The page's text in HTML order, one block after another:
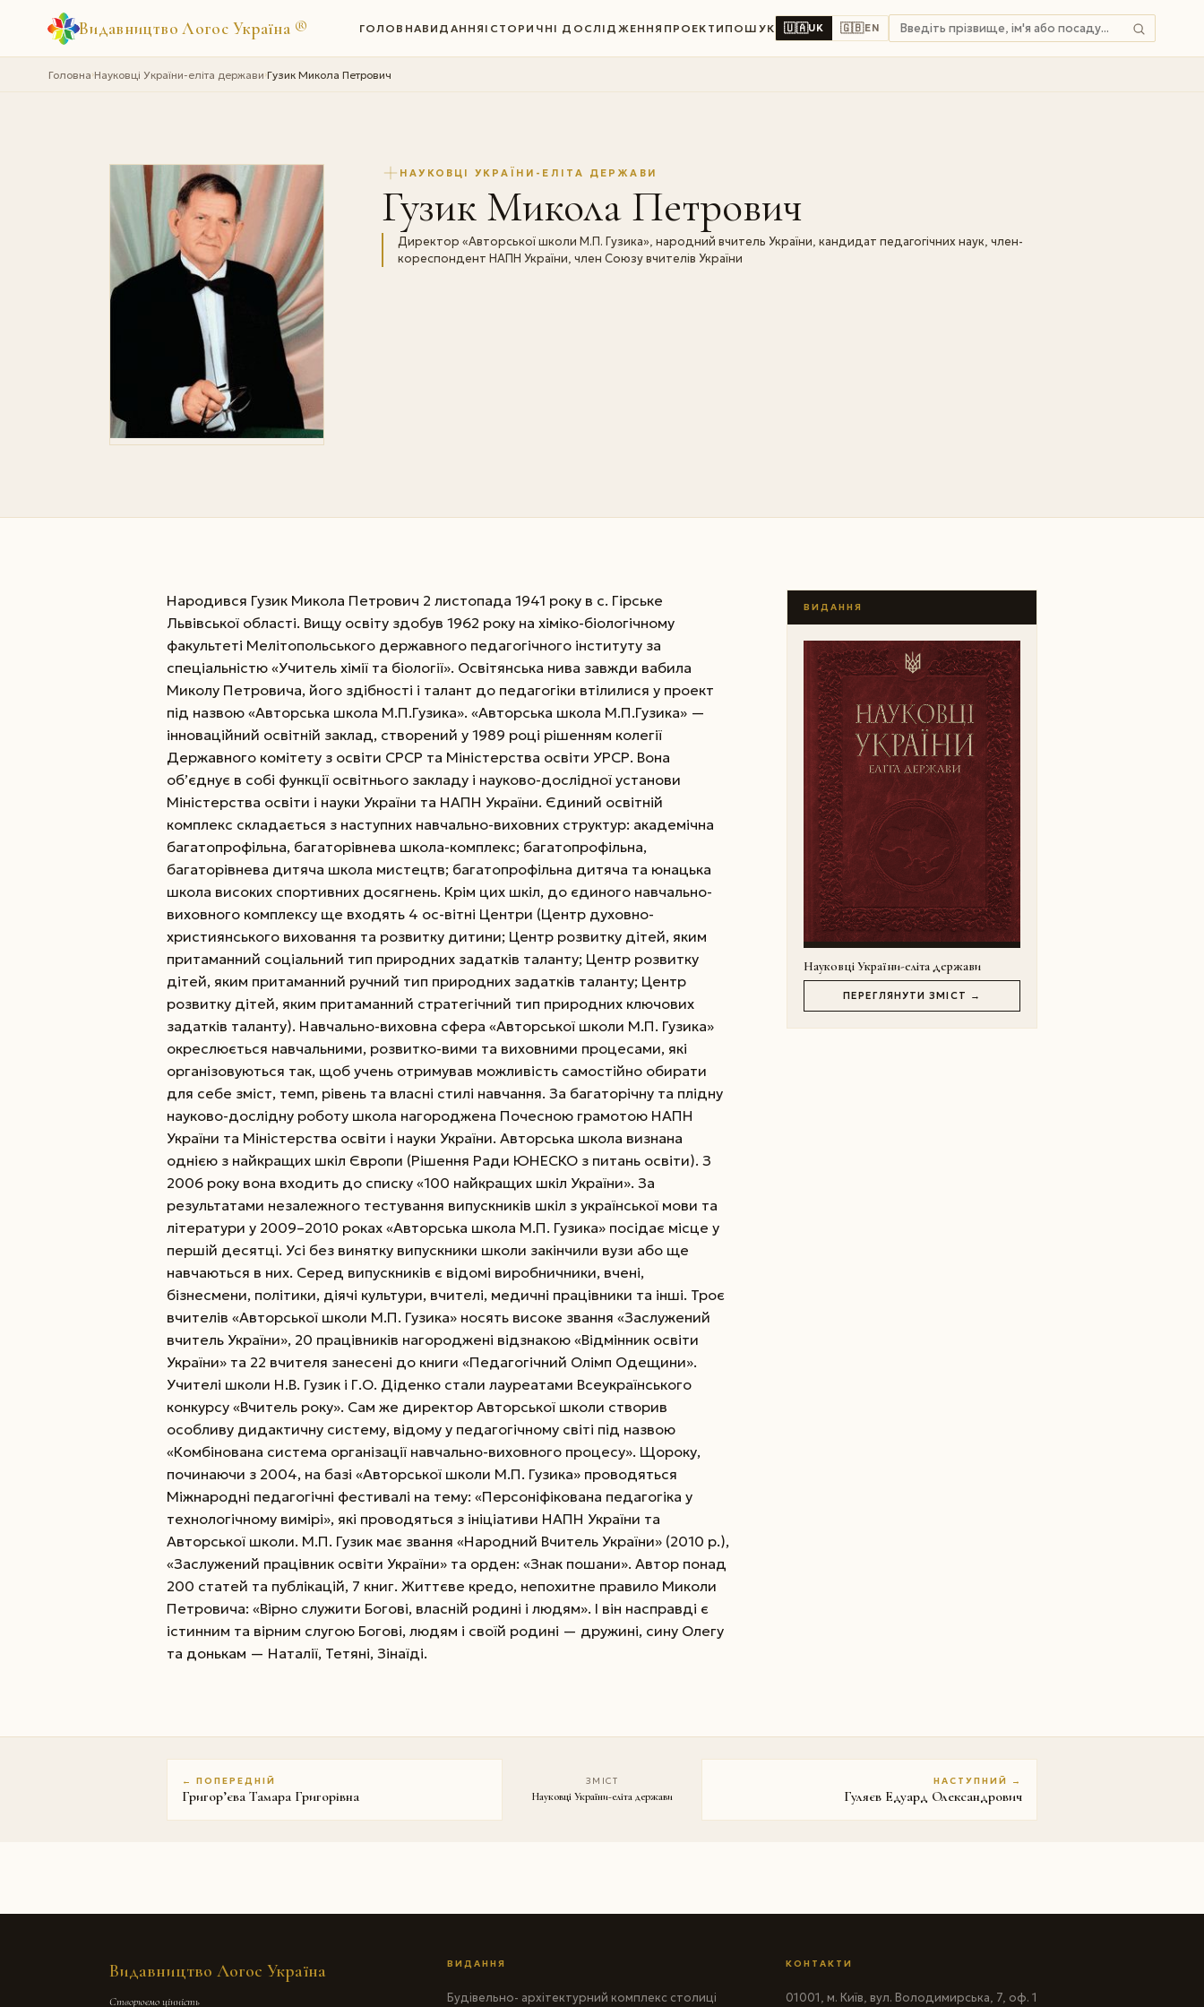
Видавництво Логос Україна ® ГОЛОВНАВИДАННЯ ІСТОРИЧНІ ДОСЛІДЖЕННЯ ПРОЕКТИ ПОШУК 🇺🇦UK 🇬🇧EN
Головна›Науковці України-еліта держави›Гузик Микола Петрович
НАУКОВЦІ УКРАЇНИ-ЕЛІТА ДЕРЖАВИ
Гузик Микола Петрович
Директор «Авторської школи М.П. Гузика», народний вчитель України, кандидат педагогічних наук, член-
кореспондент НАПН України, член Союзу вчителів України
Народився Гузик Микола Петрович 2 листопада 1941 року в с. Гірське
Львівської області. Вищу освіту здобув 1962 року на хіміко-біологічному
факультеті Мелітопольського державного педагогічного інституту за
спеціальністю «Учитель хімії та біології». Освітянська нива завжди вабила
Миколу Петровича, його здібності і талант до педагогіки втілилися у проект
під назвою «Авторська школа М.П.Гузика». «Авторська школа М.П.Гузика» —
інноваційний освітній заклад, створений у 1989 році рішенням колегії
Державного комітету з освіти СРСР та Міністерства освіти УРСР. Вона
об’єднує в собі функції освітнього закладу і науково-дослідної установи
Міністерства освіти і науки України та НАПН України. Єдиний освітній
комплекс складається з нас­туп­них навчально-виховних структур: академічна
бага­топрофільна, багаторівнева школа-комплекс; бага­то­профільна,
багаторівнева дитяча школа мис­тецтв; багатопрофільна дитяча та юнацька
школа високих спортивних досягнень. Крім цих шкіл, до єдиного навчально-
виховного комплексу ще входять 4 ос-вітні Центри (Центр духовно-
християнського виховання та розвитку дитини; Центр розвитку дітей, яким
притаманний соціальний тип природних задатків таланту; Центр розвитку
дітей, яким притаманний ручний тип природних задатків таланту; Центр
розвитку дітей, яким притаманний стратегічний тип природних ключових
задатків таланту). Навчально-виховна сфера «Авторської школи М.П. Гузика»
окреслюється навчальними, роз­ви­тко-вими та виховними процесами, які
органі­зо­ву­ються так, щоб учень отримував можливість самостійно обирати
для себе зміст, темп, рівень та власні стилі навчання. За багаторічну та плідну
науково-дослідну роботу школа нагороджена Почесною грамотою НАПН
України та Міністерства освіти і науки України. Авторська школа визнана
однією з найкращих шкіл Європи (Рішення Ради ЮНЕСКО з питань освіти). З
2006 року вона входить до списку «100 найкращих шкіл України». За
результатами незалежного тестування випускників шкіл з української мови та
літератури у 2009–2010 роках «Авторська школа М.П. Гузика» посідає місце у
першій десятці. Усі без винятку випускники школи закінчили вузи або ще
навчаються в них. Серед випускників є відомі виробничники, вчені,
бізнесмени, політики, діячі культури, вчителі, медичні працівники та інші. Троє
вчителів «Авторської школи М.П. Гузика» носять високе звання «Заслужений
вчитель України», 20 працівників нагороджені відзнакою «Відмінник освіти
України» та 22 вчителя занесені до книги «Педагогічний Олімп Одещини».
Учителі школи Н.В. Гузик і Г.О. Діденко стали лауреатами Всеукраїнського
конкурсу «Вчитель року». Сам же директор Авторської школи створив
особливу дидактичну систему, відому у педагогічному світі під назвою
«Комбінована система організації навчально-виховного процесу». Щороку,
починаючи з 2004, на базі «Авторської школи М.П. Гузика» проводяться
Міжнародні педагогічні фестивалі на тему: «Персоніфікована педагогіка у
технологічному вимірі», які проводяться з ініціативи НАПН України та
Авторської школи. М.П. Гузик має звання «Народний Вчитель України» (2010 р.),
«Заслужений працівник освіти України» та орден: «Знак пошани». Автор понад
200 статей та публікацій, 7 книг. Життєве кредо, непохитне правило Миколи
Петровича: «Вірно служити Богові, власній родині і людям». І він насправді є
істинним та вірним слугою Богові, людям і своїй родині — дружині, сину Олегу
та донькам — Наталії, Тетяні, Зінаїді.
ВИДАННЯ
Науковці України-еліта держави
ПЕРЕГЛЯНУТИ ЗМІСТ →
← ПОПЕРЕДНІЙ
Григор’єва Тамара Григорівна
ЗМІСТ
Науковці України-еліта держави
НАСТУПНИЙ →
Гуляєв Едуард Олександрович
Видавництво Логос Україна
Створюємо цінність
ВИДАННЯ
Будівельно- архітектурний комплекс столиці
КОНТАКТИ
01001, м. Київ, вул. Володимирська, 7, оф. 1